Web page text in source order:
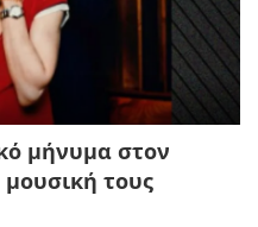
μήνυμα στον
μουσική τους